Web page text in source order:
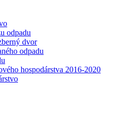
odpadu
dvor
odpadu
hospodárstva 2016-2020